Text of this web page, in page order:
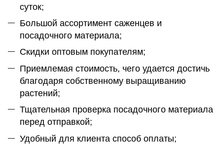
суток;
Большой ассортимент саженцев и
посадочного материала;
Скидки оптовым покупателям;
Приемлемая стоимость, чего удается достичь
благодаря собственному выращиванию
растений;
Тщательная проверка посадочного материала
перед отправкой;
Удобный для клиента способ оплаты;